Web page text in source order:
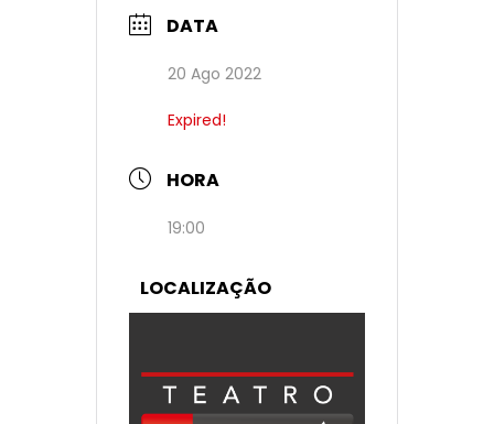
DATA
20 Ago 2022
Expired!
HORA
19:00
LOCALIZAÇÃO